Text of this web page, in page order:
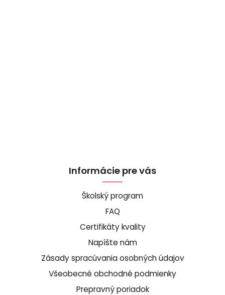
Informácie pre vás
Školský program
FAQ
Certifikáty kvality
Napíšte nám
Zásady spracúvania osobných údajov
Všeobecné obchodné podmienky
Prepravný poriadok